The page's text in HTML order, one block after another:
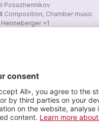
Posazhennikov
Composition, Chamber music
Henneberger+1
Khorkova
Jacques Dünki
Composition, Orchestra
Phoenix Basel +2